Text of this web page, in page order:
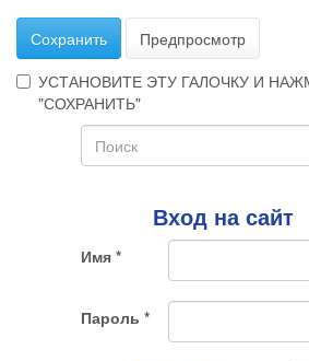
Сохранить
Предпросмотр
УСТАНОВИТЕ ЭТУ ГАЛОЧКУ И
"СОХРАНИТЬ"
галочка
ненужный
комментарий
Форма
поиска
Вход на сайт
Имя *
Пароль *